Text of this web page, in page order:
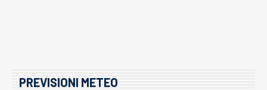
PREVISIONI METEO